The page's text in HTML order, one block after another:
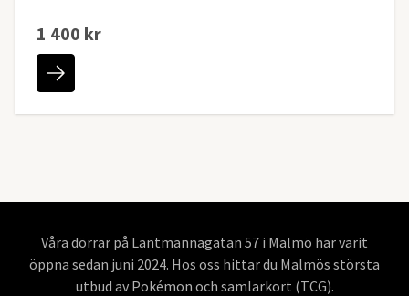
1 400 kr
Våra dörrar på Lantmannagatan 57 i Malmö har varit
öppna sedan juni 2024. Hos oss hittar du Malmös största
utbud av Pokémon och samlarkort (TCG).